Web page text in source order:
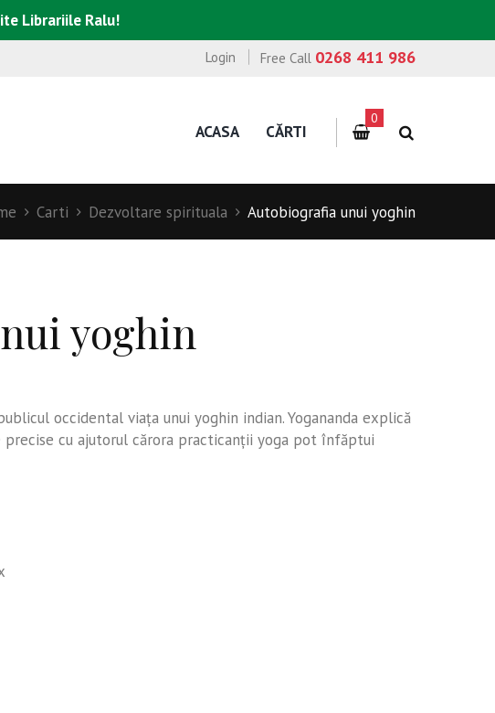
Librariile Ralu!
Free Call 0268 411 986
Login
ACASA CĂRTI
0
Carti Dezvoltare spirituala Autobiografia unui yoghin
yoghin
occidental viaţa unui yoghin indian. Yogananda explică
cu ajutorul cărora practicanţii yoga pot înfăptui